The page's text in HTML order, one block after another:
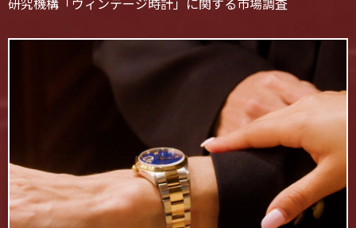
研究機構「ヴィンテージ時計」に関する市場調査